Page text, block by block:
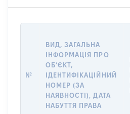
№
ВИД, ЗАГАЛЬНА
ІНФОРМАЦІЯ ПРО
ОБʼЄКТ,
ІДЕНТИФІКАЦІЙНИЙ
НОМЕР (ЗА
НАЯВНОСТІ), ДАТА
НАБУТТЯ ПРАВА